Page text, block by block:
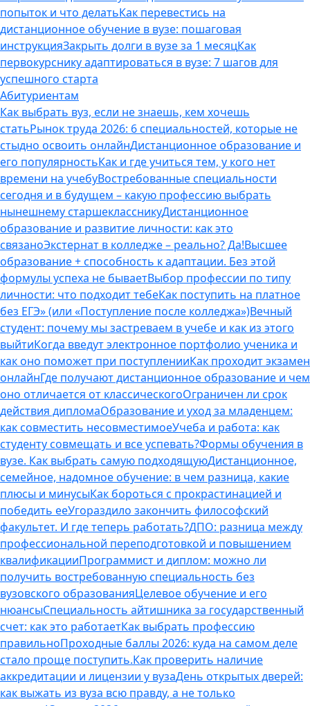
попыток и что делатьКак перевестись на
дистанционное обучение в вузе: пошаговая
инструкцияЗакрыть долги в вузе за 1 месяцКак
первокурснику адаптироваться в вузе: 7 шагов для
успешного старта
Абитуриентам
Как выбрать вуз, если не знаешь, кем хочешь
статьРынок труда 2026: 6 специальностей, которые не
стыдно освоить онлайнДистанционное образование и
его популярностьКак и где учиться тем, у кого нет
времени на учебуВостребованные специальности
сегодня и в будущем – какую профессию выбрать
нынешнему старшеклассникуДистанционное
образование и развитие личности: как это
связаноЭкстернат в колледже – реально? Да!Высшее
образование + способность к адаптации. Без этой
формулы успеха не бываетВыбор профессии по типу
личности: что подходит тебеКак поступить на платное
без ЕГЭ» (или «Поступление после колледжа»)Вечный
студент: почему мы застреваем в учебе и как из этого
выйтиКогда введут электронное портфолио ученика и
как оно поможет при поступленииКак проходит экзамен
онлайнГде получают дистанционное образование и чем
оно отличается от классическогоОграничен ли срок
действия дипломаОбразование и уход за младенцем:
как совместить несовместимоеУчеба и работа: как
студенту совмещать и все успевать?Формы обучения в
вузе. Как выбрать самую подходящуюДистанционное,
семейное, надомное обучение: в чем разница, какие
плюсы и минусыКак бороться с прокрастинацией и
победить ееУгораздило закончить философский
факультет. И где теперь работать?ДПО: разница между
профессиональной переподготовкой и повышением
квалификацииПрограммист и диплом: можно ли
получить востребованную специальность без
вузовского образованияЦелевое обучение и его
нюансыСпециальность айтишника за государственный
счет: как это работаетКак выбрать профессию
правильноПроходные баллы 2026: куда на самом деле
стало проще поступить.Как проверить наличие
аккредитации и лицензии у вузаДень открытых дверей:
как выжать из вуза всю правду, а не только